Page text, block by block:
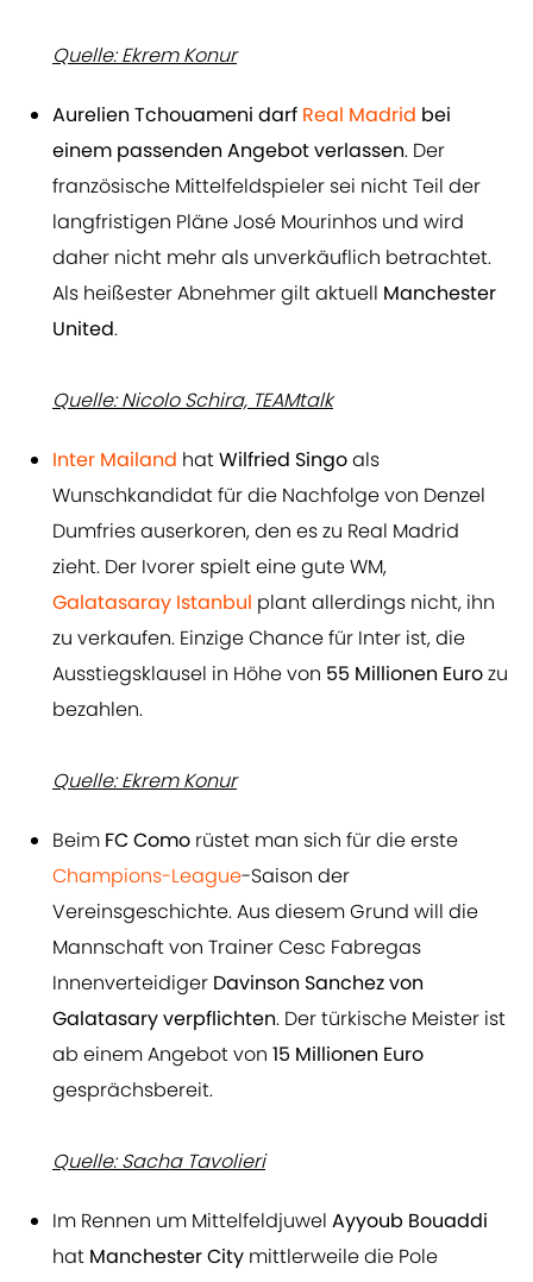
Quelle: Ekrem Konur
Aurelien Tchouameni darf Real Madrid bei
einem passenden Angebot verlassen. Der
französische Mittelfeldspieler sei nicht Teil der
langfristigen Pläne José Mourinhos und wird
daher nicht mehr als unverkäuflich betrachtet.
Als heißester Abnehmer gilt aktuell Manchester
United.
Quelle: Nicolo Schira, TEAMtalk
Inter Mailand hatWilfried Singoals
Wunschkandidat für die Nachfolge von Denzel
Dumfries auserkoren, den es zu Real Madrid
zieht. Der Ivorer spielt eine gute WM,
Galatasaray Istanbul plant allerdings nicht, ihn
zu verkaufen. Einzige Chance für Inter ist, die
Ausstiegsklausel in Höhe von 55 Millionen Eurozu
bezahlen.
Quelle: Ekrem Konur
Beim FC Como rüstet man sich für die erste
Champions-League-Saison der
Vereinsgeschichte. Aus diesem Grund will die
Mannschaft von Trainer Cesc Fabregas
Innenverteidiger Davinson Sanchez von
Galatasary verpflichten. Der türkische Meister ist
ab einem Angebot von 15 Millionen Euro
gesprächsbereit.
Quelle: Sacha Tavolieri
Im Rennen um Mittelfeldjuwel Ayyoub Bouaddi
hat Manchester City mittlerweile die Pole